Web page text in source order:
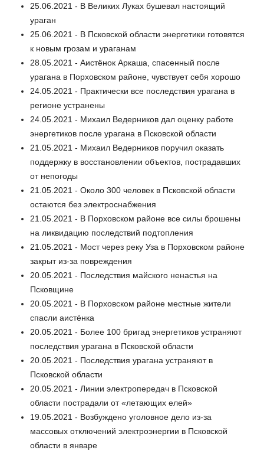
25.06.2021 - В Великих Луках бушевал настоящий
ураган
25.06.2021 - В Псковской области энергетики готовятся
к новым грозам и ураганам
28.05.2021 - Аистёнок Аркаша, спасенный после
урагана в Порховском районе, чувствует себя хорошо
24.05.2021 - Практически все последствия урагана в
регионе устранены
24.05.2021 - Михаил Ведерников дал оценку работе
энергетиков после урагана в Псковской области
21.05.2021 - Михаил Ведерников поручил оказать
поддержку в восстановлении объектов, пострадавших
от непогоды
21.05.2021 - Около 300 человек в Псковской области
остаются без электроснабжения
21.05.2021 - В Порховском районе все силы брошены
на ликвидацию последствий подтопления
21.05.2021 - Мост через реку Уза в Порховском районе
закрыт из-за повреждения
20.05.2021 - Последствия майского ненастья на
Псковщине
20.05.2021 - В Порховском районе местные жители
спасли аистёнка
20.05.2021 - Более 100 бригад энергетиков устраняют
последствия урагана в Псковской области
20.05.2021 - Последствия урагана устраняют в
Псковской области
20.05.2021 - Линии электропередач в Псковской
области пострадали от «летающих елей»
19.05.2021 - Возбуждено уголовное дело из-за
массовых отключений электроэнергии в Псковской
области в январе